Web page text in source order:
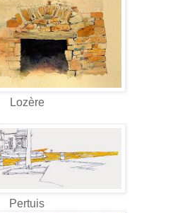
Lozère
Pertuis